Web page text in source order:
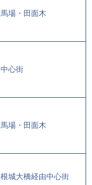
馬場・田面木
中心街
馬場・田面木
根城大橋経由中心街